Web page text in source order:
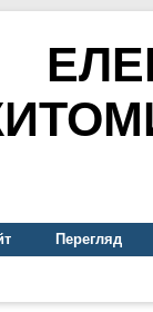
Перегляд